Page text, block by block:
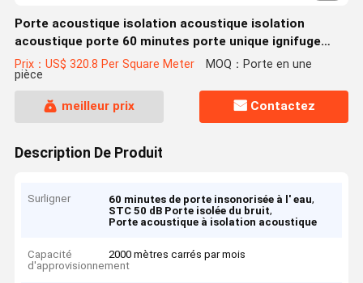
Porte acoustique isolation acoustique isolation
acoustique porte 60 minutes porte unique ignifuge
STC 50dB
Prix：US$ 320.8 Per Square Meter MOQ：Porte en une
pièce
meilleur prix Contactez
Description De Produit
Surligner 60 minutes de porte insonorisée à l' eau,
STC 50 dB Porte isolée du bruit,
Porte acoustique à isolation acoustique
Capacité
d'approvisionnement
2000 mètres carrés par mois